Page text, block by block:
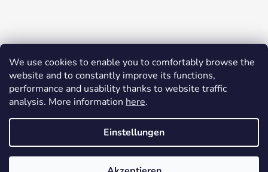
We use cookies to enable you to comfortably browse the
website and to constantly improve its functions,
performance and usability thanks to website traffic
analysis. More information here.
Einstellungen
Auf Wunsch auch mit Lackierung möglich. Farbgebung, Motiv,
Beschriftungen... passe ich individuell an die Wünsche des
Besitzers an. Ich biete eine Zufriedenheitsgarantie, Sie können das
Produkt ohne Angabe von Gründen innerhalb von 14 Tagen
Facebook
Erstellt von Shoptet